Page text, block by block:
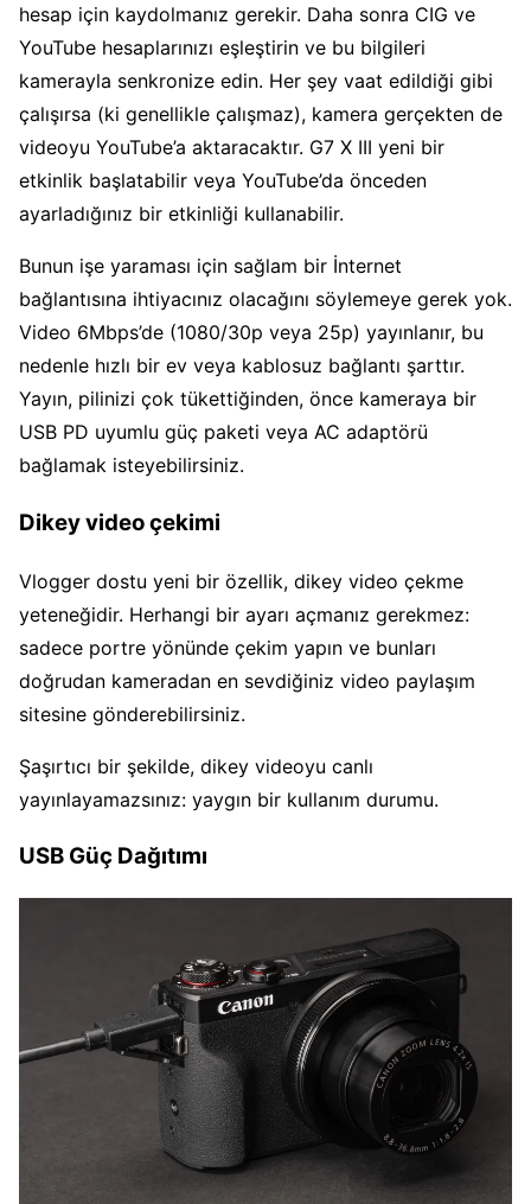
hesap için kaydolmanız gerekir. Daha sonra CIG ve
YouTube hesaplarınızı eşleştirin ve bu bilgileri
kamerayla senkronize edin. Her şey vaat edildiği gibi
çalışırsa (ki genellikle çalışmaz), kamera gerçekten de
videoyu YouTube’a aktaracaktır. G7 X III yeni bir
etkinlik başlatabilir veya YouTube’da önceden
ayarladığınız bir etkinliği kullanabilir.
Bunun işe yaraması için sağlam bir İnternet
bağlantısına ihtiyacınız olacağını söylemeye gerek yok.
Video 6Mbps’de (1080/30p veya 25p) yayınlanır, bu
nedenle hızlı bir ev veya kablosuz bağlantı şarttır.
Yayın, pilinizi çok tükettiğinden, önce kameraya bir
USB PD uyumlu güç paketi veya AC adaptörü
bağlamak isteyebilirsiniz.
Dikey video çekimi
Vlogger dostu yeni bir özellik, dikey video çekme
yeteneğidir. Herhangi bir ayarı açmanız gerekmez:
sadece portre yönünde çekim yapın ve bunları
doğrudan kameradan en sevdiğiniz video paylaşım
sitesine gönderebilirsiniz.
Şaşırtıcı bir şekilde, dikey videoyu canlı
yayınlayamazsınız: yaygın bir kullanım durumu.
USB Güç Dağıtımı